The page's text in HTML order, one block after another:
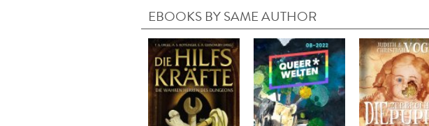
EBOOKS BY SAME AUTHOR